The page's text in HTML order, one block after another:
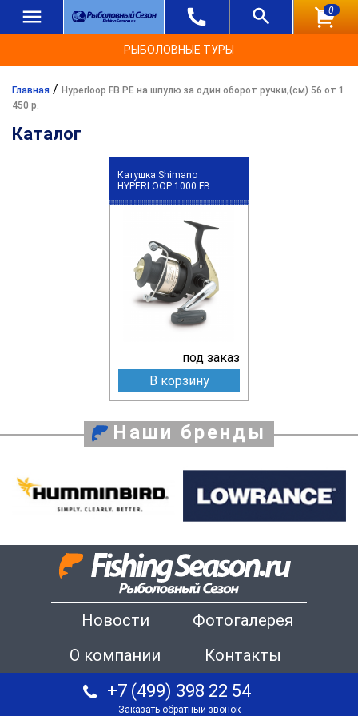
0
РЫБОЛОВНЫЕ ТУРЫ
Главная / Hyperloop FB PE на шпулю за один оборот ручки,(см) 56 от 1
450 р.
Каталог
Катушка Shimano
HYPERLOOP 1000 FB
под заказ
В корзину
Наши бренды
Новости
Фотогалерея
О компании
Контакты
+7 (499) 398 22 54
Заказать обратный звонок